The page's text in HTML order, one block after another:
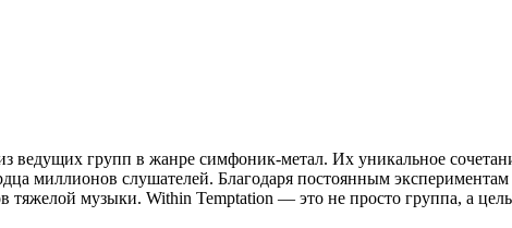
ведущих групп в жанре симфоник-метал. Их уникальное
миллионов слушателей. Благодаря постоянным
тяжелой музыки. Within Temptation — это не просто группа, а